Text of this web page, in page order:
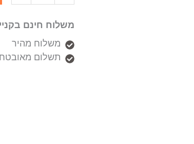
משלוח חינם בקנייה
משלוח מהיר
תשלום